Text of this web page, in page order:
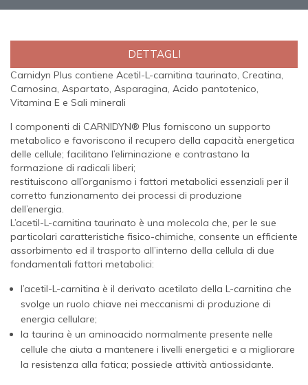
DETTAGLI
Carnidyn Plus contiene Acetil-L-carnitina taurinato, Creatina,
Carnosina, Aspartato, Asparagina, Acido pantotenico,
Vitamina E e Sali minerali
I componenti di CARNIDYN® Plus forniscono un supporto
metabolico e favoriscono il recupero della capacità energetica
delle cellule; facilitano l’eliminazione e contrastano la
formazione di radicali liberi;
restituiscono all’organismo i fattori metabolici essenziali per il
corretto funzionamento dei processi di produzione
dell’energia.
L’acetil-L-carnitina taurinato è una molecola che, per le sue
particolari caratteristiche fisico-chimiche, consente un efficiente
assorbimento ed il trasporto all’interno della cellula di due
fondamentali fattori metabolici:
l’acetil-L-carnitina è il derivato acetilato della L-carnitina che
svolge un ruolo chiave nei meccanismi di produzione di
energia cellulare;
la taurina è un aminoacido normalmente presente nelle
cellule che aiuta a mantenere i livelli energetici e a migliorare
la resistenza alla fatica; possiede attività antiossidante.